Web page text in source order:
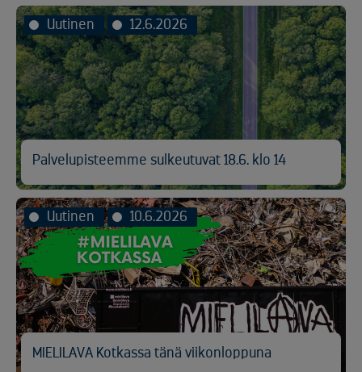
Uutinen 12.6.2026
Palvelupisteemme sulkeutuvat 18.6. klo 14
Uutinen 10.6.2026
MIELILAVA Kotkassa tänä viikonloppuna